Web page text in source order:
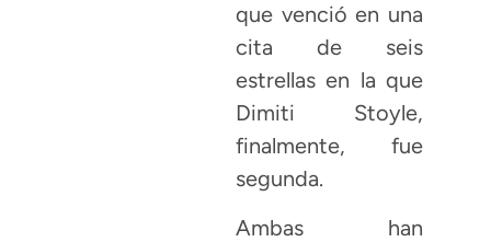
que venció en una
cita de seis
estrellas en la que
Dimiti Stoyle,
finalmente, fue
segunda.
Ambas han